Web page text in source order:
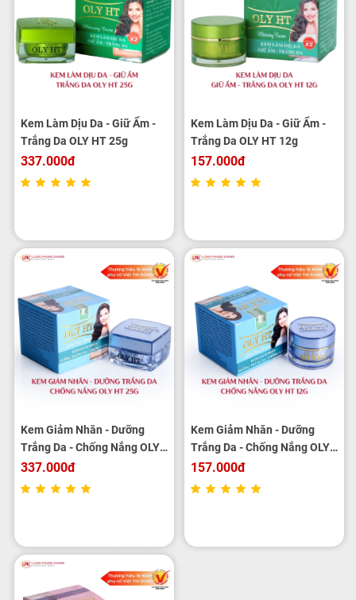
Kem Làm Dịu Da - Giữ Ẩm -
Trắng Da OLY HT 25g
337.000đ
Kem Làm Dịu Da - Giữ Ẩm -
Trắng Da OLY HT 12g
157.000đ
Kem Giảm Nhăn - Dưỡng
Trắng Da - Chống Nắng OLY
HT 25g
337.000đ
Kem Giảm Nhăn - Dưỡng
Trắng Da - Chống Nắng OLY
HT 12g
157.000đ